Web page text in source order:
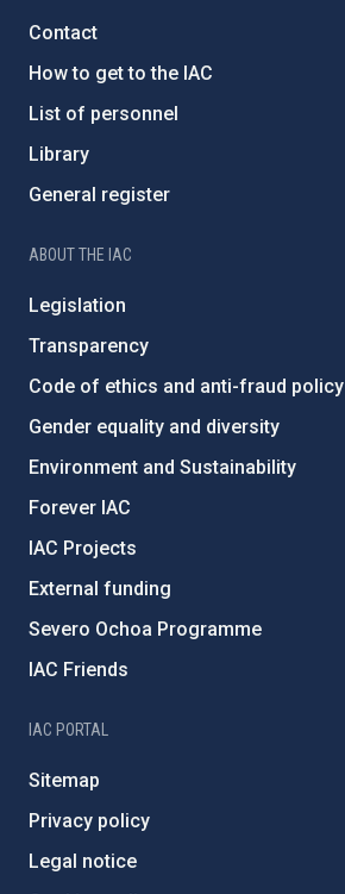
Contact
How to get to the IAC
List of personnel
Library
General register
ABOUT THE IAC
Legislation
Transparency
Code of ethics and anti-fraud policy
Gender equality and diversity
Environment and Sustainability
Forever IAC
IAC Projects
External funding
Severo Ochoa Programme
IAC Friends
IAC PORTAL
Sitemap
Privacy policy
Legal notice